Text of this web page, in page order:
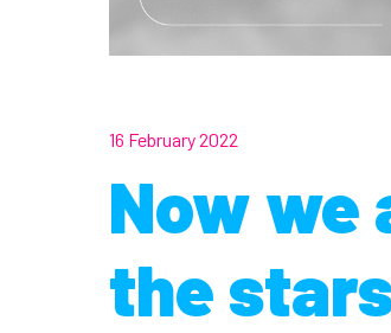
16 February 2022
Now we
the